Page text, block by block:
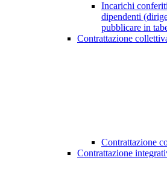
Incarichi
dipendenti
pubblicare in
Contrattazione
Contrattazione
Contrattazione